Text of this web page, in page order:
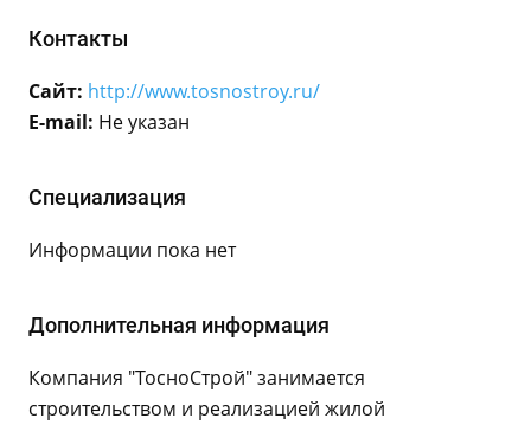
Контакты
Сайт: http://www.tosnostroy.ru/
E-mail: Не указан
Специализация
Информации пока нет
Дополнительная информация
Компания "ТосноСтрой" занимается
строительством и реализацией жилой